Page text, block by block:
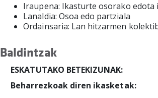
Iraupena: Ikasturte osorako
Lanaldia: Osoa edo partziala
Ordainsaria: Lan hitzarmen
Baldintzak
ESKATUTAKO BETEKIZUNAK:
Beharrezkoak diren ikasketak: